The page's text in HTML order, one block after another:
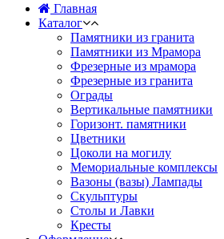
Главная
Каталог
Памятники из гранита
Памятники из Мрамора
Фрезерные из мрамора
Фрезерные из гранита
Ограды
Вертикальные памятники
Горизонт. памятники
Цветники
Цоколи на могилу
Мемориальные комплексы
Вазоны (вазы) Лампады
Скульптуры
Столы и Лавки
Кресты